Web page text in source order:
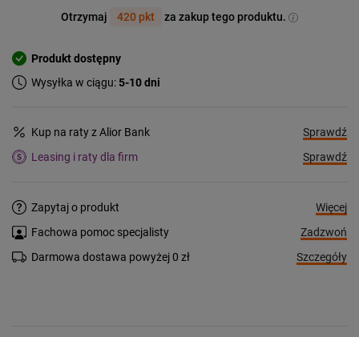
Otrzymaj 420 pkt za zakup tego produktu.
Produkt dostępny
Wysyłka w ciągu:5-10 dni
Kup na raty z Alior Bank
Sprawdź
Leasing i raty dla firm
Sprawdź
Zapytaj o produkt
Więcej
Fachowa pomoc specjalisty
Zadzwoń
Darmowa dostawa powyżej 0 zł
Szczegóły